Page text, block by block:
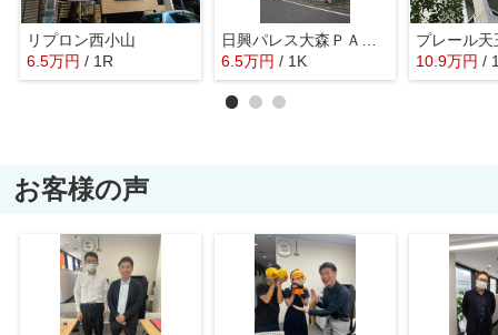
リプロン西小山
6.5万円 / 1R
6.5万円 / 1K
プレール
10.9万円 /
お客様の声